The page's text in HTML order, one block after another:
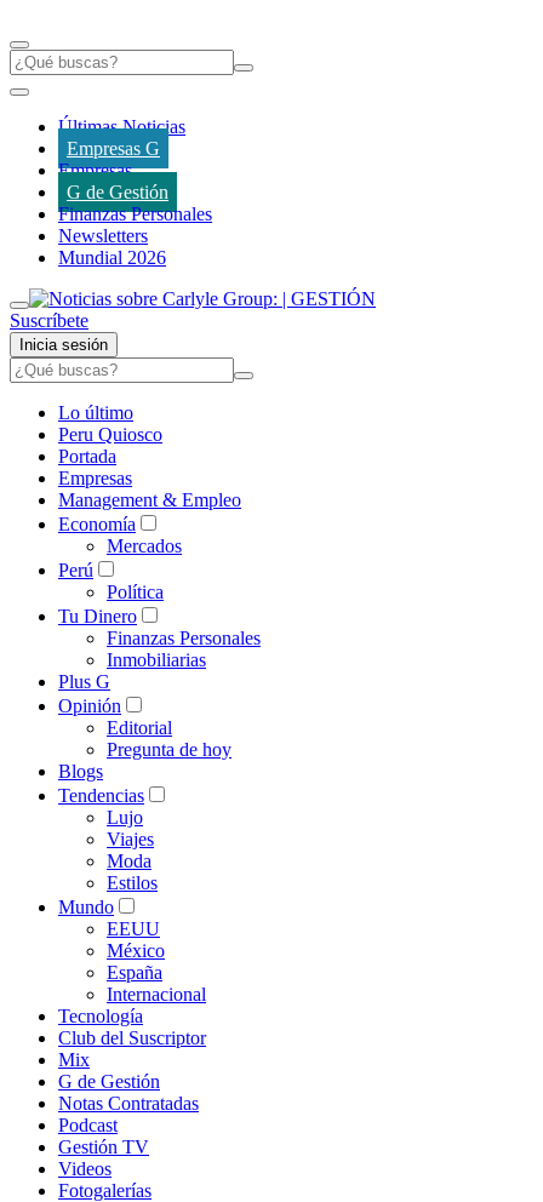
Últimas Noticias
Empresas G
Empresas
G de Gestión
Finanzas Personales
Newsletters
Mundial 2026
Suscríbete
Inicia sesión
Lo último
Peru Quiosco
Portada
Empresas
Management & Empleo
Economía
Mercados
Perú
Política
Tu Dinero
Finanzas Personales
Inmobiliarias
Plus G
Opinión
Editorial
Pregunta de hoy
Blogs
Tendencias
Lujo
Viajes
Moda
Estilos
Mundo
EEUU
México
España
Internacional
Tecnología
Club del Suscriptor
Mix
G de Gestión
Notas Contratadas
Podcast
Gestión TV
Videos
Fotogalerías